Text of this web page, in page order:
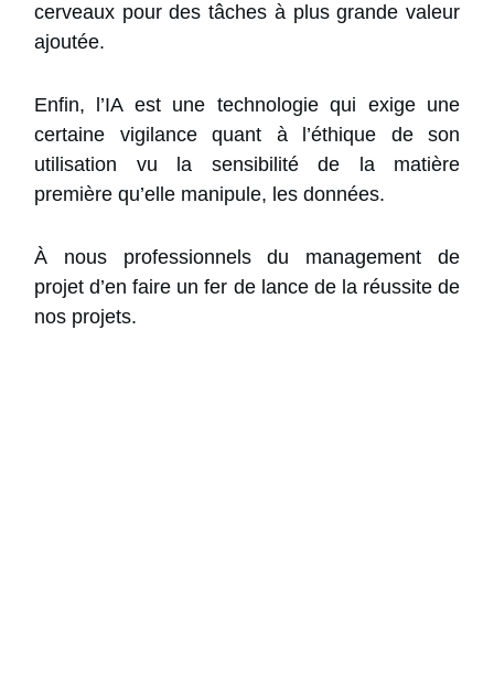
cerveaux pour des tâches à plus grande valeur
ajoutée.
Enfin, l’IA est une technologie qui exige une
certaine vigilance quant à l’éthique de son
utilisation vu la sensibilité de la matière
première qu’elle manipule, les données.
À nous professionnels du management de
projet d’en faire un fer de lance de la réussite de
nos projets.